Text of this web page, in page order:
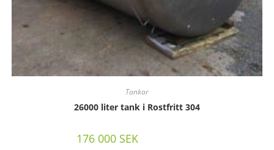
Tankar
26000 liter tank i Rostfritt 304
176 000 SEK